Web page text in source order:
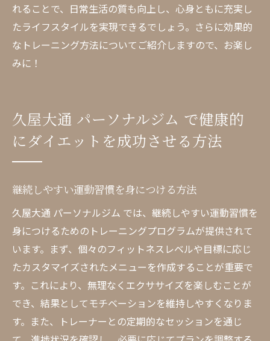
れることで、日常生活の質も向上し、心身ともに充実し
たライフスタイルを実現できるでしょう。さらに効果的
なトレーニング方法についてご紹介しますので、お楽し
みに！
久屋大通 パーソナルジム で健康的
にダイエットを成功させる方法
継続しやすい運動習慣を身につける方法
久屋大通 パーソナルジム では、継続しやすい運動習慣を
身につけるためのトレーニングプログラムが提供されて
います。まず、個々のフィットネスレベルや目標に応じ
たカスタマイズされたメニューを作成することが重要で
す。これにより、無理なくエクササイズを楽しむことが
でき、結果としてモチベーションを維持しやすくなりま
す。また、トレーナーとの定期的なセッションを通じ